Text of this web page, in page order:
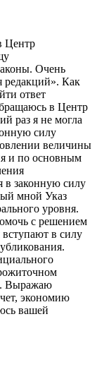
Центр
Очень
редакций». Как
ответ
в Центр
раз я не могла
силу
величины
и по основным
в законную силу
мной Указ
уровня.
с решением
вступают в силу
Выражаю
экономию
вашей